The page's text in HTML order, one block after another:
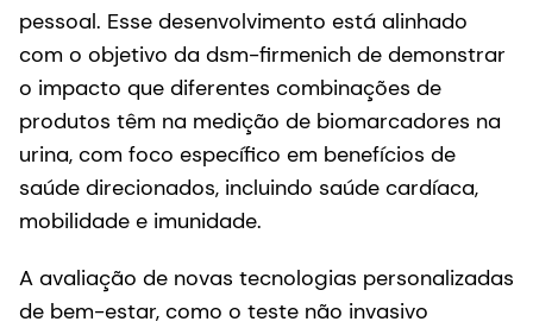
pessoal. Esse desenvolvimento está alinhado
com o objetivo da dsm-firmenich de demonstrar
o impacto que diferentes combinações de
produtos têm na medição de biomarcadores na
urina, com foco específico em benefícios de
saúde direcionados, incluindo saúde cardíaca,
mobilidade e imunidade.
A avaliação de novas tecnologias personalizadas
de bem-estar, como o teste não invasivo